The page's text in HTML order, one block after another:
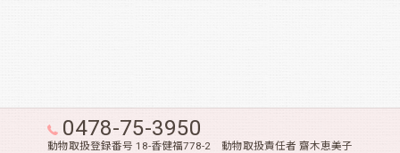
0478-75-3950
動物取扱登録番号 18-香健福778-2 動物取扱責任者 齋木恵美子